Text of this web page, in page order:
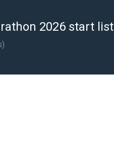
2026 start list